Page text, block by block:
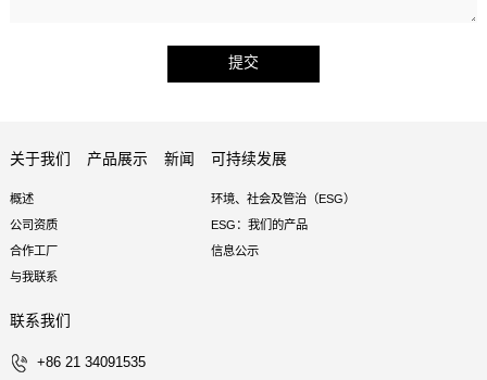
提交
关于我们
概述
公司资质
合作工厂
与我联系
产品展示 新闻 可持续发展
环境、社会及管治（ESG）
ESG：我们的产品
信息公示
联系我们
+86 21 34091535